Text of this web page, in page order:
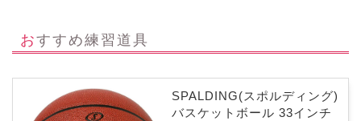
おすすめ練習道具
SPALDING(スポルディング)
バスケットボール 33インチ